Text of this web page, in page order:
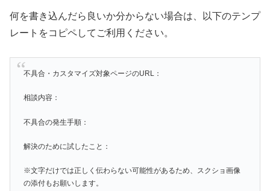
何を書き込んだら良いか分からない場合は、以下のテンプ
レートをコピペしてご利用ください。
不具合・カスタマイズ対象ページのURL：
相談内容：
不具合の発生手順：
解決のために試したこと：
※文字だけでは正しく伝わらない可能性があるため、スクショ画像
の添付もお願いします。